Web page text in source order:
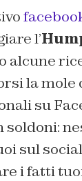
l’
alcune
la mole
su
soldoni:
sul
i fatti